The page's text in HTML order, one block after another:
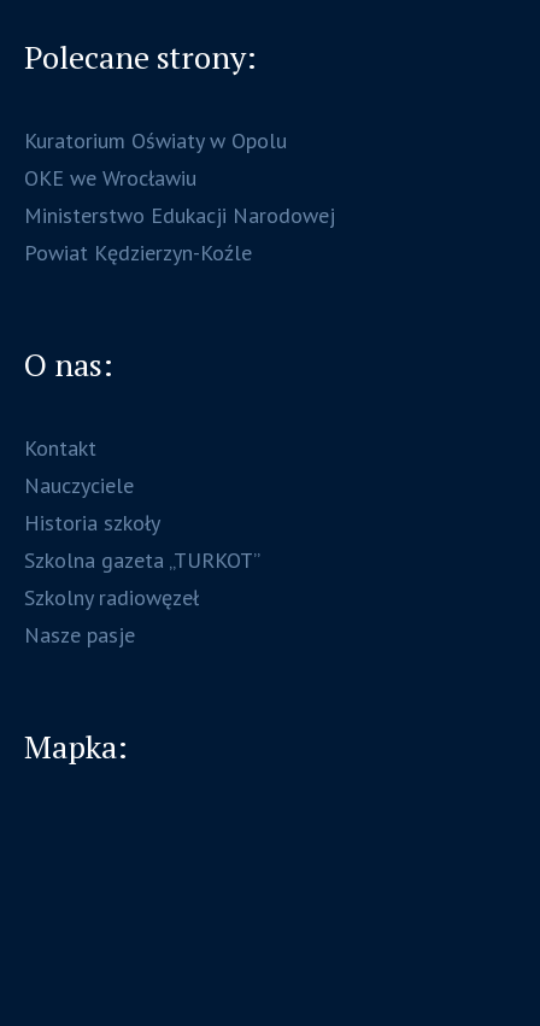
Polecane strony:
Kuratorium Oświaty w Opolu
OKE we Wrocławiu
Ministerstwo Edukacji Narodowej
Powiat Kędzierzyn-Koźle
O nas:
Kontakt
Nauczyciele
Historia szkoły
Szkolna gazeta „TURKOT”
Szkolny radiowęzeł
Nasze pasje
Mapka: